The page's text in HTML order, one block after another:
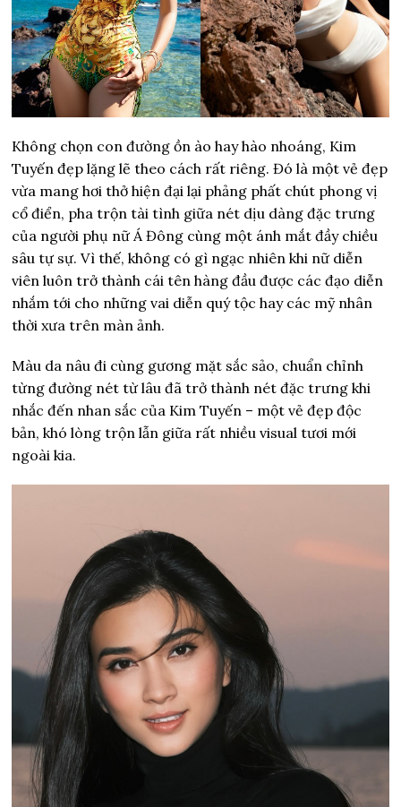
Không chọn con đường ồn ào hay hào nhoáng, Kim
Tuyến đẹp lặng lẽ theo cách rất riêng. Đó là một vẻ đẹp
vừa mang hơi thở hiện đại lại phảng phất chút phong vị
cổ điển, pha trộn tài tình giữa nét dịu dàng đặc trưng
của người phụ nữ Á Đông cùng một ánh mắt đầy chiều
sâu tự sự. Vì thế, không có gì ngạc nhiên khi nữ diễn
viên luôn trở thành cái tên hàng đầu được các đạo diễn
nhắm tới cho những vai diễn quý tộc hay các mỹ nhân
thời xưa trên màn ảnh.
Màu da nâu đi cùng gương mặt sắc sảo, chuẩn chỉnh
từng đường nét từ lâu đã trở thành nét đặc trưng khi
nhắc đến nhan sắc của Kim Tuyến – một vẻ đẹp độc
bản, khó lòng trộn lẫn giữa rất nhiều visual tươi mới
ngoài kia.